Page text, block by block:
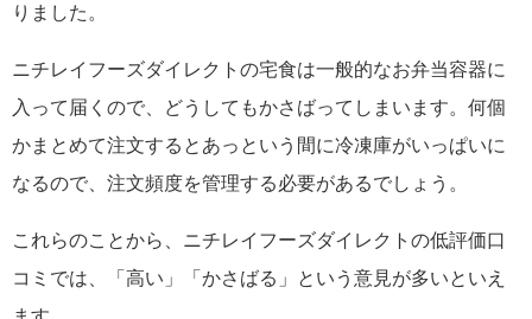
りました。
ニチレイフーズダイレクトの宅食は一般的なお弁当容器に
入って届くので、どうしてもかさばってしまいます。何個
かまとめて注文するとあっという間に冷凍庫がいっぱいに
なるので、注文頻度を管理する必要があるでしょう。
これらのことから、ニチレイフーズダイレクトの低評価口
コミでは、「高い」「かさばる」という意見が多いといえ